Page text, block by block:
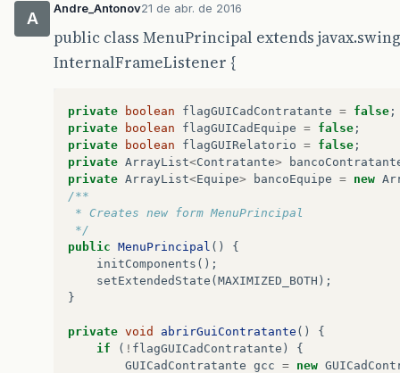
A
Andre_Antonov21 de abr. de 2016
public class MenuPrincipal extends
InternalFrameListener {
private boolean flagGUICadContratante = false ;
private
boolean flagGUICadEquipe = false ;
private
boolean flagGUIRelatorio = false ;
private ArrayList<Contratante>
private ArrayList<Equipe> bancoEquipe = new
/**
* Creates new form MenuPrincipal
*/
public MenuPrincipal ()
{
initComponents ();
setExtendedState ( MAXIMIZED_BOTH );
}
private void abrirGuiContratante ()
{
if
( ! flagGUICadContratante )
{
GUICadContratante gcc = new